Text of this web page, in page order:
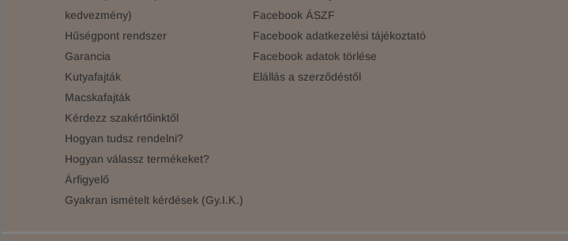
kedvezmény)
Hűségpont rendszer
Garancia
Kutyafajták
Macskafajták
Kérdezz szakértőinktől
Hogyan tudsz rendelni?
Hogyan válassz termékeket?
Árfigyelő
Gyakran ismételt kérdések (Gy.I.K.)
Facebook ÁSZF
Facebook adatkezelési tájékoztató
Facebook adatok törlése
Elállás a szerződéstől